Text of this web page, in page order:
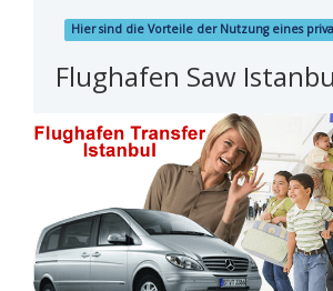
Hier sind die Vorteile der Nutzung eines
Flughafen Saw